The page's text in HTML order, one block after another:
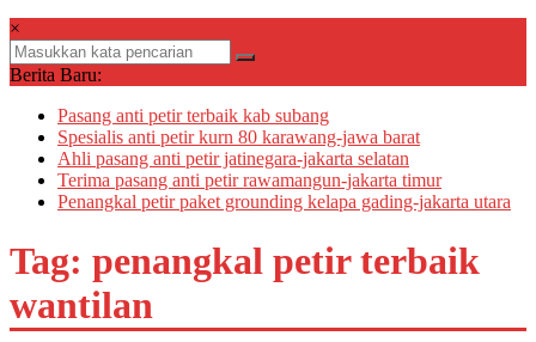
×
Berita Baru:
Pasang anti petir terbaik kab subang
Spesialis anti petir kurn 80 karawang-jawa barat
Ahli pasang anti petir jatinegara-jakarta selatan
Terima pasang anti petir rawamangun-jakarta timur
Penangkal petir paket grounding kelapa gading-jakarta utara
Tag: penangkal petir terbaik
wantilan